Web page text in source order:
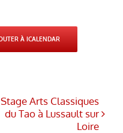
À ICALENDAR
Stage Arts Classiques
du Tao à Lussault sur
Loire